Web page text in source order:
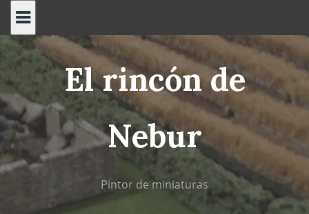
contenido
El rincón de
Nebur
Pintor de miniaturas